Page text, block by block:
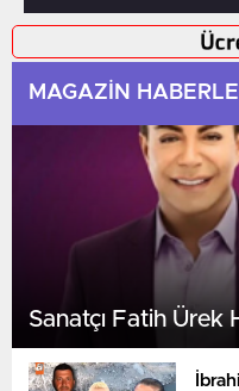
MAGAZİN
Sanatçı Fatih Ürek